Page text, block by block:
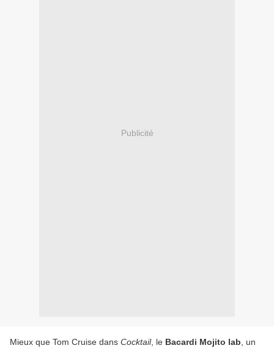
Publicité
Mieux que Tom Cruise dans Cocktail, le Bacardi Mojito lab , un